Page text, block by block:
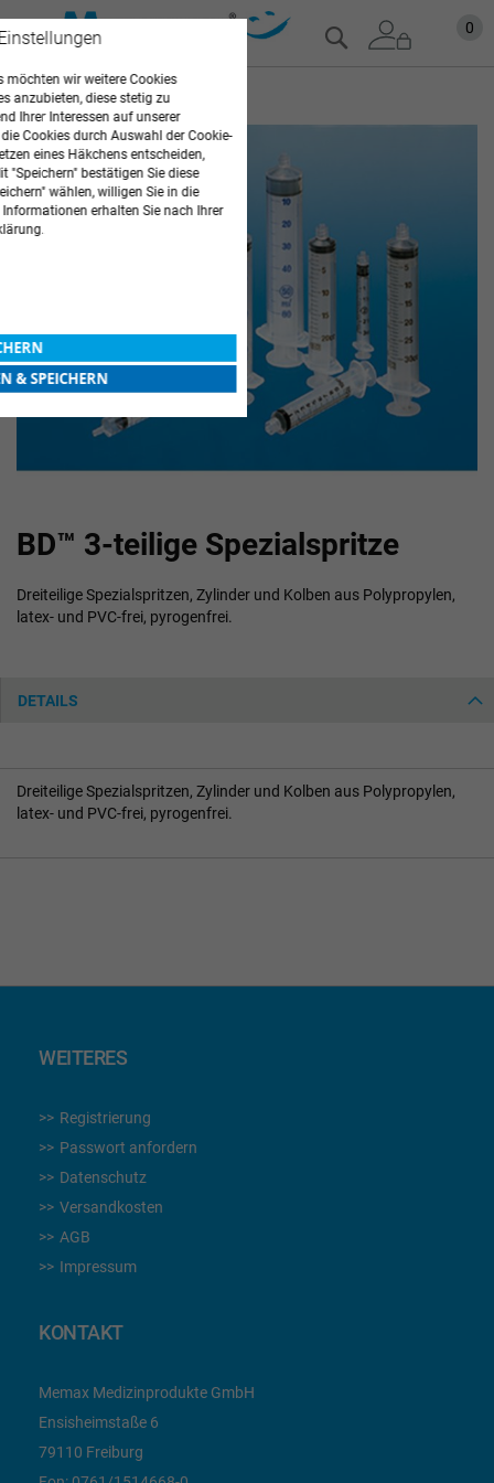
Zum
Inhalt
0
Suche
BD™ 3-teilige Spezialspritze
Dreiteilige Spezialspritzen, Zylinder und Kolben aus Polypropylen,
latex- und PVC-frei, pyrogenfrei.
Zum
Ende
der
Bildgalerie
springen
Anfang
der
springen
DETAILS
Dreiteilige Spezialspritzen, Zylinder und Kolben aus Polypropylen,
latex- und PVC-frei, pyrogenfrei.
WEITERES
Registrierung
Passwort anfordern
Datenschutz
Versandkosten
AGB
Impressum
KONTAKT
Memax Medizinprodukte GmbH
Ensisheimstaße 6
79110 Freiburg
möchten wir weitere Cookies
anzubieten, diese stetig zu
Ihrer Interessen auf unserer
Cookies durch Auswahl der Cookie-
eines Häkchens entscheiden,
"Speichern" bestätigen Sie diese
wählen, willigen Sie in die
erhalten Sie nach Ihrer
& SPEICHERN